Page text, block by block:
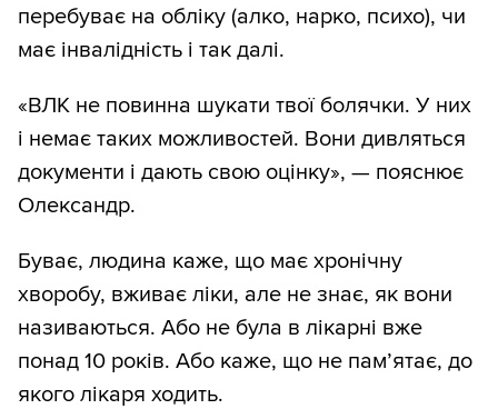
перебуває на обліку (алко, нарко, психо), чи
має інвалідність і так далі.
«ВЛК не повинна шукати твої болячки. У них
і немає таких можливостей. Вони дивляться
документи і дають свою оцінку», — пояснює
Олександр.
Буває, людина каже, що має хронічну
хворобу, вживає ліки, але не знає, як вони
називаються. Або не була в лікарні вже
понад 10 років. Або каже, що не пам’ятає, до
якого лікаря ходить.